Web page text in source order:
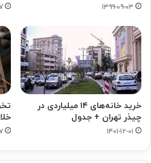
۱۳۹۹-۰۹-۰۳
خرید خانه‌های ۱۴ میلیاردی در
چیذر تهران + جدول
۱۴۰۱-۱۲-۰۱